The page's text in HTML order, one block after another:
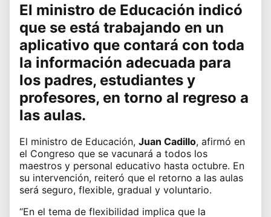
El ministro de Educación indicó
que se está trabajando en un
aplicativo que contará con toda
la información adecuada para
los padres, estudiantes y
profesores, en torno al regreso a
las aulas.
El ministro de Educación, Juan Cadillo, afirmó en
el Congreso que se vacunará a todos los
maestros y personal educativo hasta octubre. En
su intervención, reiteró que el retorno a las aulas
será seguro, flexible, gradual y voluntario.
“En el tema de flexibilidad implica que la